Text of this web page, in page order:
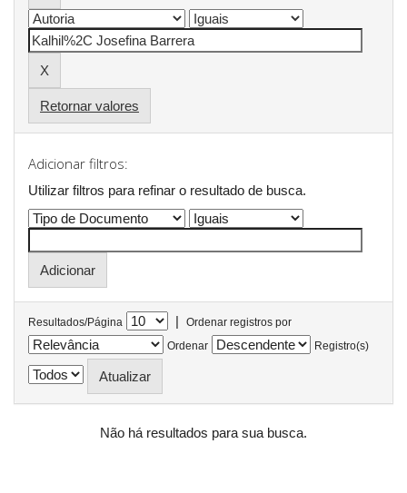
Retornar valores
Adicionar filtros:
Utilizar filtros para refinar o resultado de busca.
Resultados/Página |
Ordenar registros por
Ordenar
Registro(s)
Não há resultados para sua busca.